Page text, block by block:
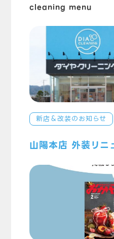
cleaning menu
新店＆改装のお知らせ
山陽本店 外装リニ